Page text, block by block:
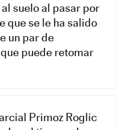
suelo al pasar por
que se le ha salido
un par de
puede retomar
Primoz Roglic